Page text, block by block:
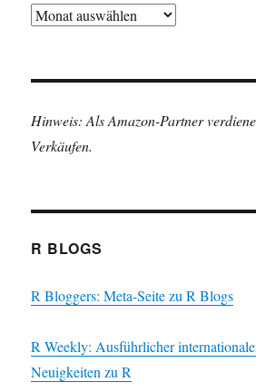
Archiv
Hinweis: Als Amazon-Partner
Verkäufen.
R BLOGS
R Bloggers: Meta-Seite zu R Blogs
R Weekly: Ausführlicher
Neuigkeiten zu R